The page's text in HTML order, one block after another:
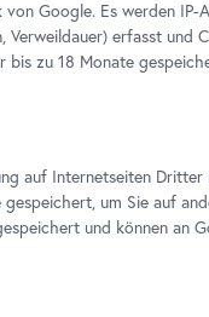
Google. Es werden IP-
erfasst und
bis zu 18 Monate
auf Internetseiten
um Sie auf
und können an